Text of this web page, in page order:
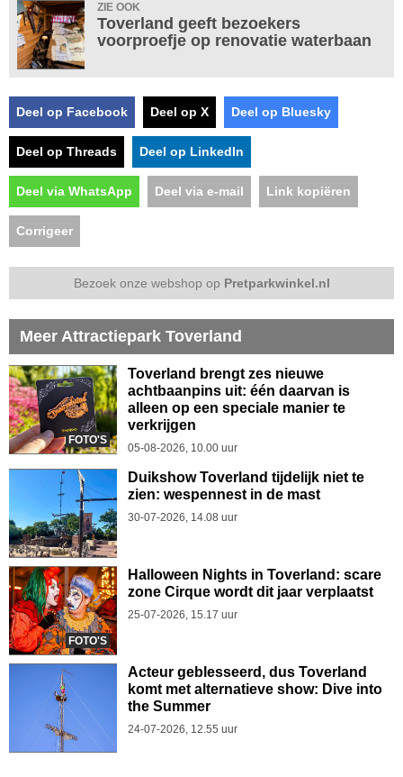
ZIE OOK
Toverland geeft bezoekers
voorproefje op renovatie waterbaan
Deel op Facebook Deel op X Deel op Bluesky
Deel op Threads Deel op LinkedIn
Deel via WhatsApp Deel via e-mail Link kopiëren
Corrigeer
Bezoek onze webshop op Pretparkwinkel.nl
Meer Attractiepark Toverland
FOTO'S
Toverland brengt zes nieuwe
achtbaanpins uit: één daarvan is
alleen op een speciale manier te
verkrijgen
05-08-2026, 10.00 uur
Duikshow Toverland tijdelijk niet te
zien: wespennest in de mast
30-07-2026, 14.08 uur
FOTO'S
Halloween Nights in Toverland: scare
zone Cirque wordt dit jaar verplaatst
25-07-2026, 15.17 uur
Acteur geblesseerd, dus Toverland
komt met alternatieve show: Dive into
the Summer
24-07-2026, 12.55 uur